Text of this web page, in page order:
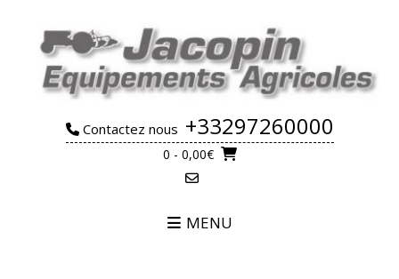
content
Contactez nous +33297260000
0 - 0,00€
MENU